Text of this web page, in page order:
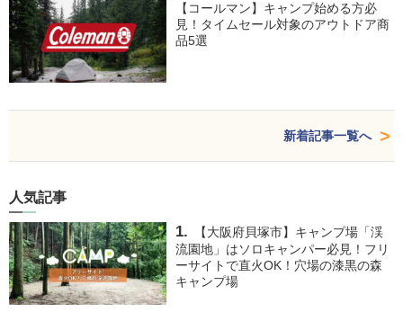
【コールマン】キャンプ始める方必
見！タイムセール対象のアウトドア商
品5選
新着記事一覧へ
人気記事
【大阪府貝塚市】キャンプ場「渓
流園地」はソロキャンパー必見！フリ
ーサイトで直火OK！穴場の漆黒の森
キャンプ場